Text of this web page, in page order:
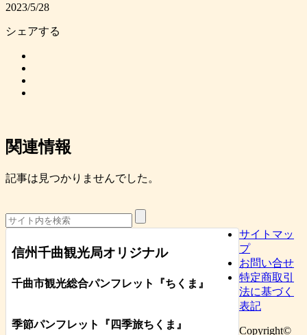
2023/5/28
シェアする
関連情報
記事は見つかりませんでした。
信州千曲観光局オリジナル
千曲市観光総合パンフレット 『ちくま 』
季節パンフレット『四季旅ちくま』
サイトマッ
プ
お問い合せ
特定商取引
法に基づく
表記
Copyright©